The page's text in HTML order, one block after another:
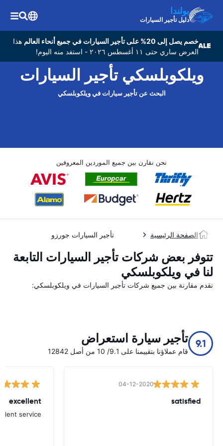
بولندا
دليل تأجير السيارات
خصم يصل إلى 20% على تأجير السيارات في جميع أنحاء العالم
هذا
العرض ساري حتى ١١ أغسطس ٢٠٢٦ - استفد منه اليوم!
ويلكوبلسكي تأجير السيارات
البحث عن تأجير سيارات في ويلكوبلسكي
نحن نقارن بين جميع الموردين المعروفين
الصفحة الرئيسية تأجير السيارات جورزو
تتوفر بعض شركات تأجير السيارات التابعة
لنا في ويلكوبلسكي
نقدم مقارنة بين جميع شركات تأجير السيارات في ويلكوبلسكي:
9.1 تأجير سيارة استعراض
قام عملاؤنا بتقييمنا على 9.1/ 10 من أصل 12842
04-12-2020
satisfied
excellent
service